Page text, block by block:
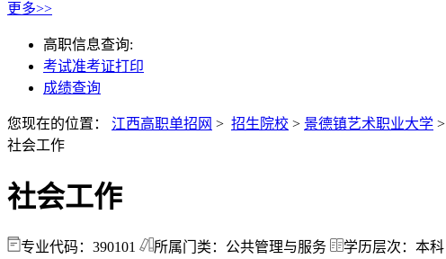
更多>>
高职信息查询:
考试准考证打印
成绩查询
您现在的位置： 江西高职单招网 > 招生院校 > 景德镇艺术职业大学 >
社会工作
社会工作
专业代码：390101 所属门类：公共管理与服务
学历层次：本科